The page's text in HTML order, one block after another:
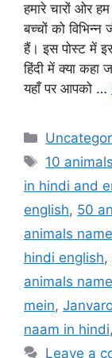
हमारे चारों ओर
बच्चों को
हैं। इस पोस्ट में
हिंदी में क्या कहा
यहाँ पर आपको …
Tags
10
in hindi and
english, 50
animals
hindi english,
animals
mein,
naam in hindi,
Leave a